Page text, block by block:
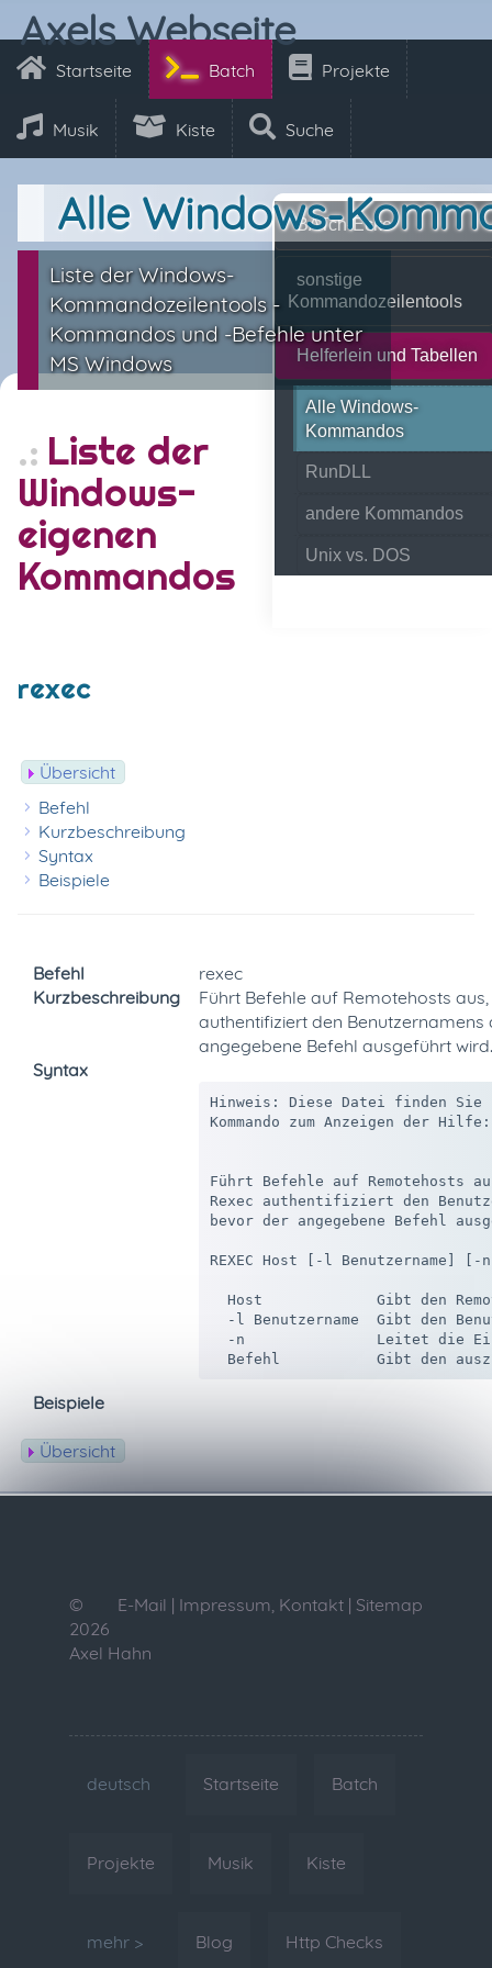
Axels Webseite
Startseite Batch Projekte
Musik Kiste Suche
BATch-Ecke
sonstige
Kommandozeilentools
Helferlein und Tabellen
Alle Windows-
Kommandos
RunDLL
andere Kommandos
Unix vs. DOS
Alle Windows-
Liste der Windows-
Kommandozeilentools -
Kommandos und -Befehle unter
MS Windows
Liste der
Windows-
eigenen
Kommandos
rexec
Übersicht
Befehl
Kurzbeschreibung
Syntax
Beispiele
Befehl
rexec
Kurzbeschreibung
Führt Befehle auf Remotehosts
authentifiziert den
angegebene Befehl ausgeführt wird.
Syntax
Hinweis: Diese Datei finden Sie
Kommando zum Anzeigen der
Führt Befehle auf Remotehosts
Rexec authentifiziert den
bevor der angegebene Befehl
REXEC Host [-l Benutzername] [-
Host             Gibt den
-l Benutzername  Gibt den
-n               Leitet die
Beispiele
Übersicht
E-Mail | Impressum, Kontakt | Sitemap
©
2026
Axel Hahn
deutsch Startseite Batch
Projekte Musik Kiste
mehr > Blog Http Checks